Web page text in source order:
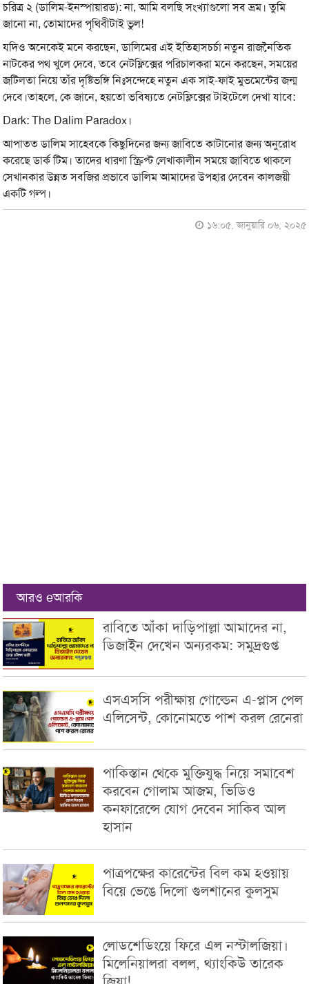
চরিত্র ২ (ডালিম-ইনস্পায়ারড): না, আমি বলছি সংখ্যাগুলো সব ভ্রম। তুমি
জানো না, তোমাদের পৃথিবীটাই ভুল!
যদিও অনেকেই মনে করছেন, ডালিমের এই ইতিহাসচর্চা নতুন রাজনৈতিক
নাটকের পথ খুলে দেবে, তবে নেটফ্লিক্সের পরিচালকরা মনে করছেন, সময়ের
জটিলতা নিয়ে তাঁর দৃষ্টিভঙ্গি নিঃসন্দেহে নতুন এক সাই-ফাই মুভমেন্টের জন্ম
দেবে।তাহলে, কে জানে, হয়তো ভবিষ্যতে নেটফ্লিক্সের টাইটেলে দেখা যাবে:
Dark: The Dalim Paradox।
আপাতত ডালিম সাহেবকে কিছুদিনের জন্য জাবিতে কাটানোর জন্য অনুরোধ
করেছে ডার্ক টিম। তাদের ধারণা স্ক্রিপ্ট লেখাকালীন সময়ে জাবিতে থাকলে
সেখানকার উন্নত সবজির প্রভাবে ডালিম আমাদের উপহার দেবেন কালজয়ী
একটি গল্প।
১৬:০৫, জানুয়ারি ০৬, ২০২৫
আরও eআরকি
রাবিতে আঁকা দাড়িপাল্লা আমাদের না,
ডিজাইন দেখেন অন্যরকম: সমুদ্রগুপ্ত
এসএসসি পরীক্ষায় গোল্ডেন এ-প্লাস পেল
এলিসেন্ট, কোনোমতে পাশ করল রেনেরা
পাকিস্তান থেকে মুক্তিযুদ্ধ নিয়ে সমাবেশ
করবেন গোলাম আজম, ভিডিও
কনফারেন্সে যোগ দেবেন সাকিব আল
হাসান
পাত্রপক্ষের কারেন্টের বিল কম হওয়ায়
বিয়ে ভেঙে দিলো গুলশানের কুলসুম
লোডশেডিংয়ে ফিরে এল নস্টালজিয়া।
মিলেনিয়ালরা বলল, থ্যাংকিউ তারেক